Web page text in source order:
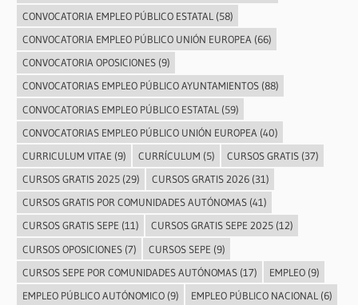
CONVOCATORIA EMPLEO PÚBLICO ESTATAL (58)
CONVOCATORIA EMPLEO PÚBLICO UNIÓN EUROPEA (66)
CONVOCATORIA OPOSICIONES(9)
CONVOCATORIAS EMPLEO PÚBLICO AYUNTAMIENTOS(88)
CONVOCATORIAS EMPLEO PÚBLICO ESTATAL (59)
CONVOCATORIAS EMPLEO PÚBLICO UNIÓN EUROPEA (40)
CURRICULUM VITAE (9) CURRÍCULUM (5) CURSOS GRATIS(37)
CURSOS GRATIS 2025(29) CURSOS GRATIS 2026(31)
CURSOS GRATIS POR COMUNIDADES AUTÓNOMAS(41)
CURSOS GRATIS SEPE (11) CURSOS GRATIS SEPE 2025(12)
CURSOS OPOSICIONES(7) CURSOS SEPE (9)
CURSOS SEPE POR COMUNIDADES AUTÓNOMAS(17) EMPLEO(9)
EMPLEO PÚBLICO AUTÓNOMICO(9) EMPLEO PÚBLICO NACIONAL (6)